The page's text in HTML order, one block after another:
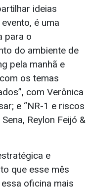
ideias
é uma
para o
do ambiente de
pela manhã e
os temas
com Verônica
e “NR-1 e riscos
Reylon Feijó &
e
que esse mês
oficina mais